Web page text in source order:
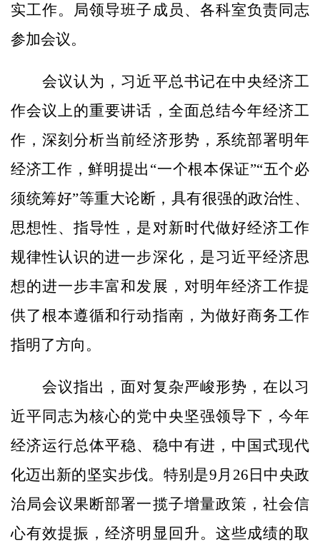
实工作。局领导班子成员、各科室负责同志
参加会议。
会议认为，习近平总书记在中央经济工
作会议上的重要讲话，全面总结今年经济工
作，深刻分析当前经济形势，系统部署明年
经济工作，鲜明提出“一个根本保证”“五个必
须统筹好”等重大论断，具有很强的政治性、
思想性、指导性，是对新时代做好经济工作
规律性认识的进一步深化，是习近平经济思
想的进一步丰富和发展，对明年经济工作提
供了根本遵循和行动指南，为做好商务工作
指明了方向。
会议指出，面对复杂严峻形势，在以习
近平同志为核心的党中央坚强领导下，今年
经济运行总体平稳、稳中有进，中国式现代
化迈出新的坚实步伐。特别是9月26日中央政
治局会议果断部署一揽子增量政策，社会信
心有效提振，经济明显回升。这些成绩的取